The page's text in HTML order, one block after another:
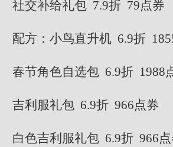
社交补给礼包 7.9折 79点券
配方：小鸟直升机 6.9折
春节角色自选包 6.9折 1988
吉利服礼包 6.9折 966点券
白色吉利服礼包 6.9折 966